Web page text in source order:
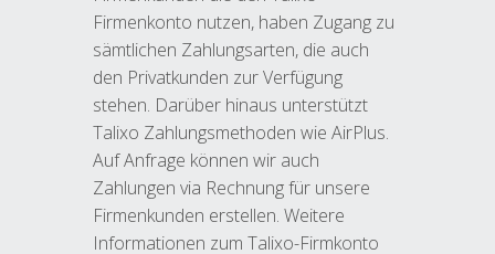
Firmenkonto nutzen, haben Zugang zu
sämtlichen Zahlungsarten, die auch
den Privatkunden zur Verfügung
stehen. Darüber hinaus unterstützt
Talixo Zahlungsmethoden wie AirPlus.
Auf Anfrage können wir auch
Zahlungen via Rechnung für unsere
Firmenkunden erstellen. Weitere
Informationen zum Talixo-Firmkonto